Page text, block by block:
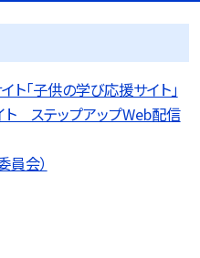
「子供の学び応援サイト」
ステップアップWeb配信
会）